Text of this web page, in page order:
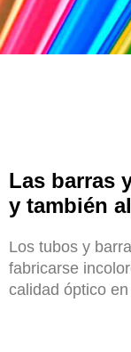
Las barras
y también
Los tubos y
fabricarse
calidad óptico